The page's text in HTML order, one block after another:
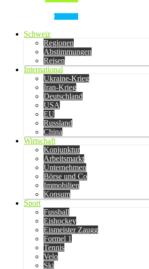
Schweiz
Regionen
Abstimmungen
Reisen
International
Ukraine-Krieg
Iran-Krieg
Deutschland
USA
EU
Russland
China
Wirtschaft
Konjunktur
Arbeitsmarkt
Unternehmen
Börse und Co
Immobilien
Konsum
Sport
Fussball
Eishockey
Eismeister Zaugg
Formel 1
Tennis
Velo
Ski